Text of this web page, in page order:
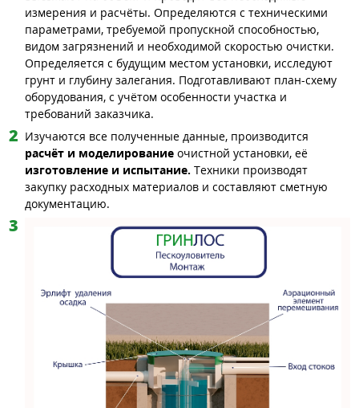
измерения и расчёты. Определяются с техническими
параметрами, требуемой пропускной способностью,
видом загрязнений и необходимой скоростью очистки.
Определяется с будущим местом установки, исследуют
грунт и глубину залегания. Подготавливают план-схему
оборудования, с учётом особенности участка и
требований заказчика.
Изучаются все полученные данные, производится
расчёт и моделирование очистной установки, её
изготовление и испытание. Техники производят
закупку расходных материалов и составляют сметную
документацию.